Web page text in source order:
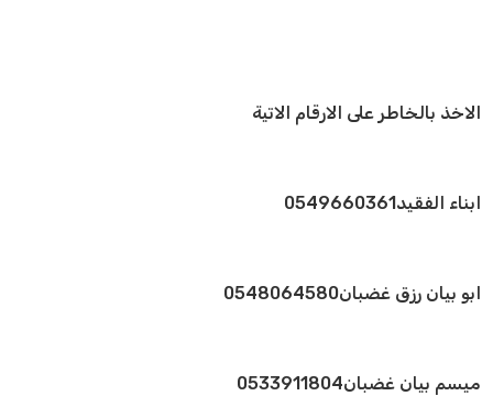
الاخذ بالخاطر على الارقام الاتية
ابناء الفقيد0549660361
ابو بيان رزق غضبان0548064580
ميسم بيان غضبان0533911804